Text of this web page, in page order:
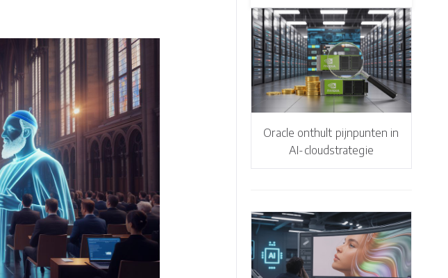
Oracle onthult pijnpunten in
AI-cloudstrategie